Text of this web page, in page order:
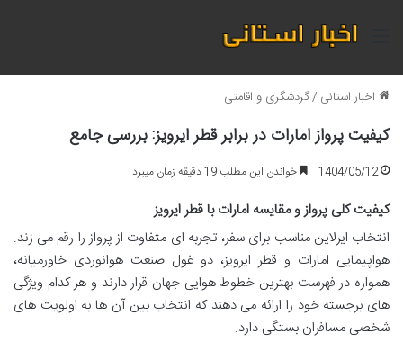
منو
اخبار استانی /گردشگری و اقامتی
کیفیت پرواز امارات در برابر قطر ایرویز: بررسی جامع
1404/05/12 خواندن این مطلب 19 دقیقه زمان میبرد
کیفیت کلی پرواز و مقایسه امارات با قطر ایرویز
انتخاب ایرلاین مناسب برای سفر، تجربه ای متفاوت از پرواز را رقم می زند.
هواپیمایی امارات و قطر ایرویز، دو غول صنعت هوانوردی خاورمیانه،
همواره در فهرست بهترین خطوط هوایی جهان قرار دارند و هر کدام ویژگی
های برجسته خود را ارائه می دهند که انتخاب بین آن ها به اولویت های
شخصی مسافران بستگی دارد.